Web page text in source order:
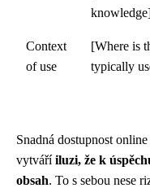
Context
of use
[Where is
typically
Snadná dostupnost
vytváříiluzi, že k
obsah. To s sebou nese